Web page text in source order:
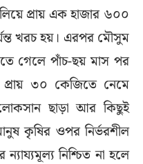
প্রায় এক হাজার ৬০০
খরচ হয়। এরপর মৌসুম
গেলে পাঁচ-ছয় মাস পর
৩০ কেজিতে নেমে
ছাড়া আর কিছুই
কৃষির ওপর নির্ভরশীল
নিশ্চিত না হলে